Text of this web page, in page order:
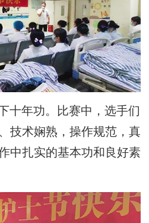
十年功。比赛中，选手们
技术娴熟，操作规范，真
中扎实的基本功和良好素